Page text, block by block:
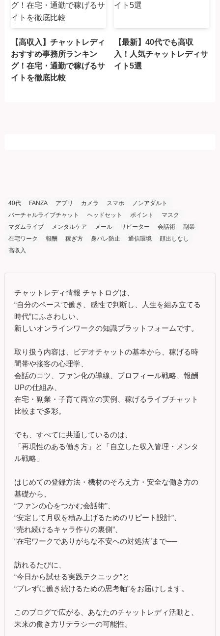
【高収入】チャットレディ
おすすめ事務所ランキン
グ！在宅・通勤で稼げるサ
イトを徹底比較
【最新】40代でも高収
入！人気チャットレディサ
イト5選
40代 FANZA アプリ カメラ スマホ
ノンアダルト
バーチャルライブチャット
ヘッドセット ポイント
マスク
マダムライブ
メンタルケア メール リピーター 会話術
副業
在宅ワーク
報酬 稼ぎ方 身バレ防止 通信環境
顔出しなし
高収入
チャットレディ情報 チャトログは、
“自分のペースで働き、感性で判断し、人生を組み立てる
時代”にふさわしい、
新しいオンラインワークの知識プラットフォームです。
取り扱う内容は、ビデオチャットの基本から、稼げる時
間帯や接客の心理学、
会話のコツ、ファン化の導線、プロフィール戦略、報酬
UPの仕組み、
在宅・副業・子育て両立の実例、稼げるライブチャット
比較まで多彩。
でも、すべてに共通しているのは、
「再現性のある働き方」と「自立した収入管理・メンタ
ル戦略」
はじめての登録方法・機材のそろえ方・安全な働き方の
基礎から、
“ファンの心をつかむ会話術”、
“安定して月収を積み上げるためのリピート設計”、
“売れ続けるキャラ作りの裏側”、
“在宅ワークでありがちな不安への対処法”まで──
訪れるたびに、
“今日から試せる実践テクニック”と
“ブレずに働き続けるための思考軸”をお届けします。
このブログで広がる、あなたのチャットレディ活動と、
未来の働き方リテラシーの可能性。